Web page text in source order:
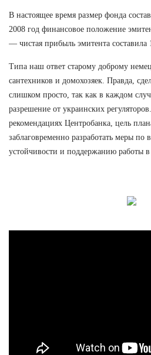
В настоящее время размер фонда
2008 год финансовое положение
— чистая прибыль эмитента составила
Типа наш ответ старому доброму
сантехников и домохозяек. Правда,
слишком просто, так как в каждом
разрешение от украинских
рекомендациях Центробанка, цель
заблаговременно разработать меры по
устойчивости и поддержанию работы в